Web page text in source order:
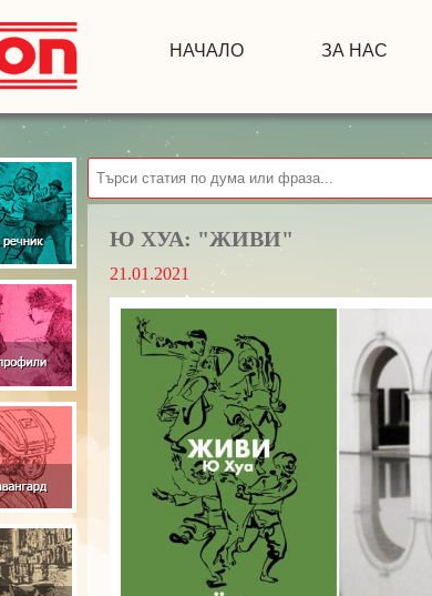
НАЧАЛО ЗА НАС
Ю ХУА: "ЖИВИ"
21.01.2021